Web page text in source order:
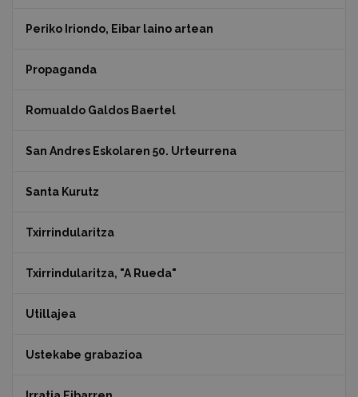
Periko Iriondo, Eibar laino artean
Propaganda
Romualdo Galdos Baertel
San Andres Eskolaren 50. Urteurrena
Santa Kurutz
Txirrindularitza
Txirrindularitza, "A Rueda"
Utillajea
Ustekabe grabazioa